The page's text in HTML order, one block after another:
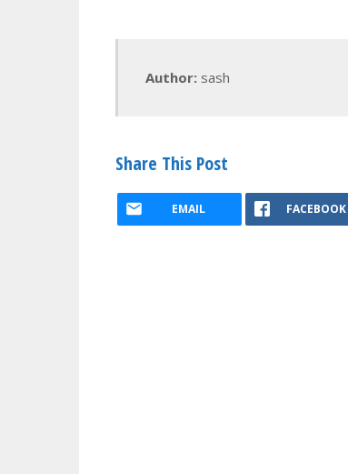
Author: sash
Share This Post
EMAIL FACEBOOK